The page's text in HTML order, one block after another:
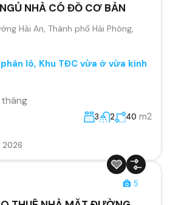
NHÀ CÓ ĐỒ CƠ BẢN
Hải An, Thành phố Hải Phòng,
lô, Khu TĐC vừa ở vừa kinh
3 2 40 m2
2026
5